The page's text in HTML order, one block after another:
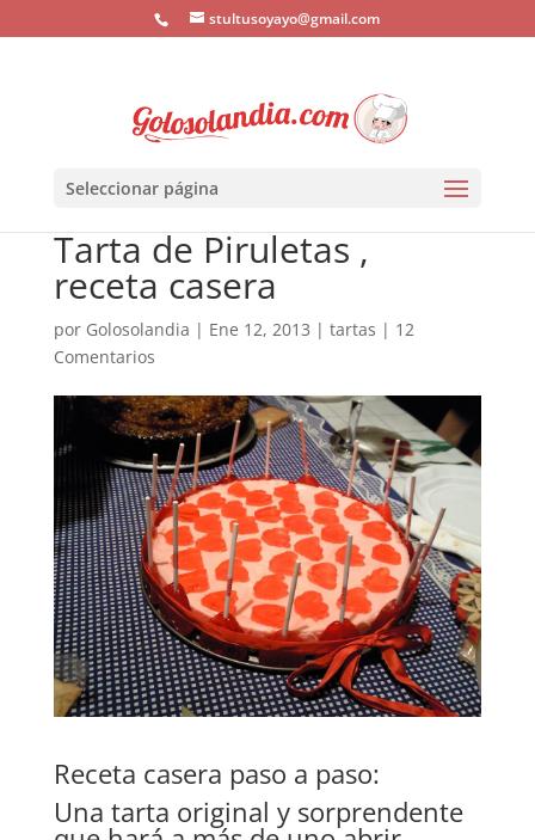
stultusoyayo@gmail.com
Seleccionar página
Tarta de Piruletas ,
receta casera
por Golosolandia | Ene 12, 2013 | tartas | 12
Comentarios
Receta casera paso a paso:
Una tarta original y sorprendente